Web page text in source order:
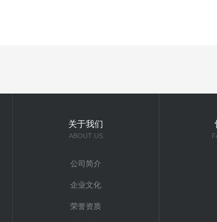
关于我们
ABOUT US
公司简介
企业文化
荣誉资质